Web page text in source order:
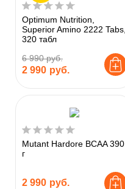
Optimum Nutrition,
Superior Amino 2222 Tabs,
320 табл
6 990 руб.
2 990 руб.
Mutant Hardore BCAA 390
г
2 990 руб.